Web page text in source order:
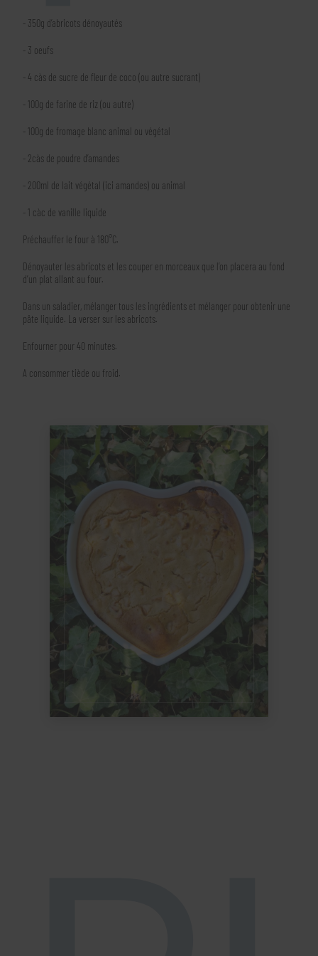
- 350g d’abricots dénoyautés
- 3 oeufs
- 4 càs de sucre de fleur de coco (ou autre sucrant)
- 100g de farine de riz (ou autre)
- 100g de fromage blanc animal ou végétal
- 2càs de poudre d’amandes
- 200ml de lait végétal (ici amandes) ou animal
- 1 càc de vanille liquide
Préchauffer le four à 180°C.
Dénoyauter les abricots et les couper en morceaux que l’on placera au fond
d’un plat allant au four.
Dans un saladier, mélanger tous les ingrédients et mélanger pour obtenir une
pâte liquide. La verser sur les abricots.
Enfourner pour 40 minutes.
A consommer tiède ou froid.